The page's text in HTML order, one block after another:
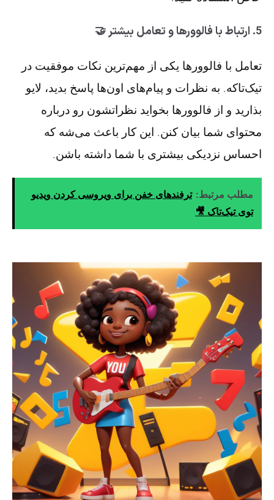
5. ارتباط با فالوورها و تعامل بیشتر 🤝
تعامل با فالوورها یکی از مهم‌ترین نکات موفقیت در
تیک‌تاکه. به نظرات و پیام‌های اون‌ها پاسخ بدید، لایو
بذارید و از فالوورها بخواید نظراتشون رو درباره
محتوای شما بیان کنن. این کار باعث می‌شه که
احساس نزدیکی بیشتری با شما داشته باشن.
مطلب مرتبط: ترفندهای خفن برای ویروسی کردن ویدیو
توی تیک‌تاک 🎥